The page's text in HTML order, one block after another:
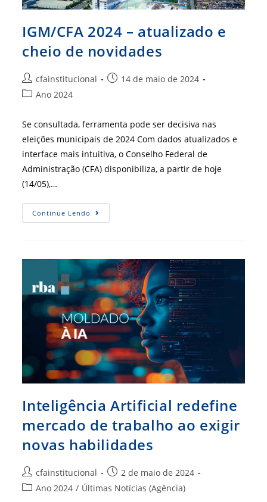
IGM/CFA 2024 – atualizado e
cheio de novidades
Autor
do
cfainstitucional
Post14 de maio de 2024
Categoria
Ano 2024
Se consultada, ferramenta pode ser decisiva nas
eleições municipais de 2024 Com dados atualizados e
interface mais intuitiva, o Conselho Federal de
Administração (CFA) disponibiliza, a partir de hoje
(14/05),…
Continue Lendo IGM/CFA
2024
De
Novidades
Inteligência Artificial redefine
mercado de trabalho ao exigir
novas habilidades
Autor
do
cfainstitucional
Post
publicado:
2 de maio de 2024
Categoria
Ano 2024 / Últimas Notícias (Agência)